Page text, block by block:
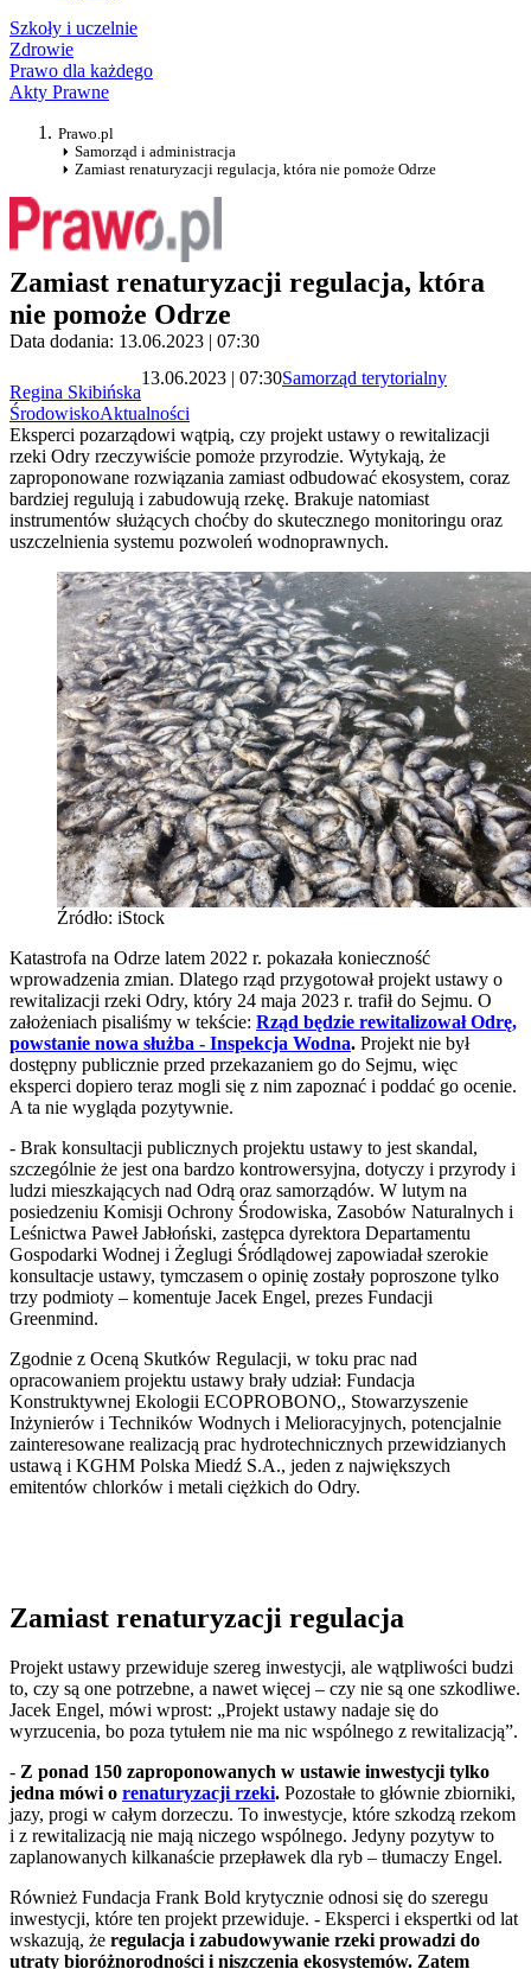
Szkoły i uczelnie
Zdrowie
Prawo dla każdego
Akty Prawne
Prawo.pl
Samorząd i administracja
Zamiast renaturyzacji regulacja, która nie pomoże Odrze
Zamiast renaturyzacji regulacja, która
nie pomoże Odrze
Data dodania: 13.06.2023 | 07:30
Regina Skibińska
13.06.2023 | 07:30Samorząd terytorialny
ŚrodowiskoAktualności
Eksperci pozarządowi wątpią, czy projekt ustawy o rewitalizacji
rzeki Odry rzeczywiście pomoże przyrodzie. Wytykają, że
zaproponowane rozwiązania zamiast odbudować ekosystem, coraz
bardziej regulują i zabudowują rzekę. Brakuje natomiast
instrumentów służących choćby do skutecznego monitoringu oraz
uszczelnienia systemu pozwoleń wodnoprawnych.
Źródło: iStock
Katastrofa na Odrze latem 2022 r. pokazała konieczność
wprowadzenia zmian. Dlatego rząd przygotował projekt ustawy o
rewitalizacji rzeki Odry, który 24 maja 2023 r. trafił do Sejmu. O
założeniach pisaliśmy w tekście: Rząd będzie rewitalizował Odrę,
powstanie nowa służba - Inspekcja Wodna. Projekt nie był
dostępny publicznie przed przekazaniem go do Sejmu, więc
eksperci dopiero teraz mogli się z nim zapoznać i poddać go ocenie.
A ta nie wygląda pozytywnie.
- Brak konsultacji publicznych projektu ustawy to jest skandal,
szczególnie że jest ona bardzo kontrowersyjna, dotyczy i przyrody i
ludzi mieszkających nad Odrą oraz samorządów. W lutym na
posiedzeniu Komisji Ochrony Środowiska, Zasobów Naturalnych i
Leśnictwa Paweł Jabłoński, zastępca dyrektora Departamentu
Gospodarki Wodnej i Żeglugi Śródlądowej zapowiadał szerokie
konsultacje ustawy, tymczasem o opinię zostały poproszone tylko
trzy podmioty – komentuje Jacek Engel, prezes Fundacji
Greenmind.
Zgodnie z Oceną Skutków Regulacji, w toku prac nad
opracowaniem projektu ustawy brały udział: Fundacja
Konstruktywnej Ekologii ECOPROBONO,, Stowarzyszenie
Inżynierów i Techników Wodnych i Melioracyjnych, potencjalnie
zainteresowane realizacją prac hydrotechnicznych przewidzianych
ustawą i KGHM Polska Miedź S.A., jeden z największych
emitentów chlorków i metali ciężkich do Odry.
Zamiast renaturyzacji regulacja
Projekt ustawy przewiduje szereg inwestycji, ale wątpliwości budzi
to, czy są one potrzebne, a nawet więcej – czy nie są one szkodliwe.
Jacek Engel, mówi wprost: „Projekt ustawy nadaje się do
wyrzucenia, bo poza tytułem nie ma nic wspólnego z rewitalizacją”.
- Z ponad 150 zaproponowanych w ustawie inwestycji tylko
jedna mówi o renaturyzacji rzeki. Pozostałe to głównie zbiorniki,
jazy, progi w całym dorzeczu. To inwestycje, które szkodzą rzekom
i z rewitalizacją nie mają niczego wspólnego. Jedyny pozytyw to
zaplanowanych kilkanaście przepławek dla ryb – tłumaczy Engel.
Również Fundacja Frank Bold krytycznie odnosi się do szeregu
inwestycji, które ten projekt przewiduje. - Eksperci i ekspertki od lat
wskazują, że regulacja i zabudowywanie rzeki prowadzi do
utraty bioróżnorodności i niszczenia ekosystemów. Zatem